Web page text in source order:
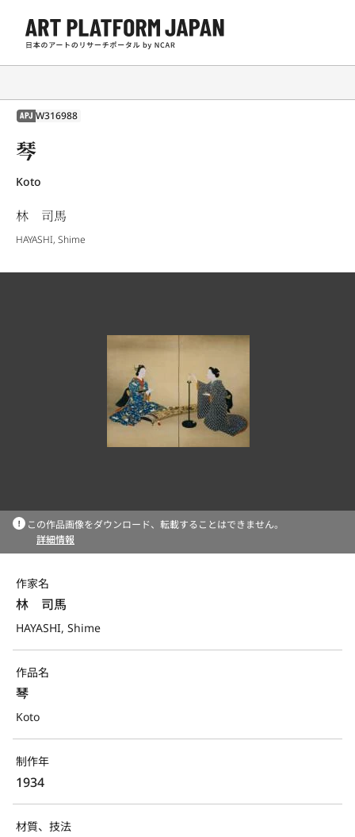
APJ W316988
琴
Koto
林 司馬
HAYASHI, Shime
この作品画像をダウンロード、転載することはできません。
詳細情報
作家名
林　司馬
HAYASHI, Shime
作品名
琴
Koto
制作年
1934
材質、技法